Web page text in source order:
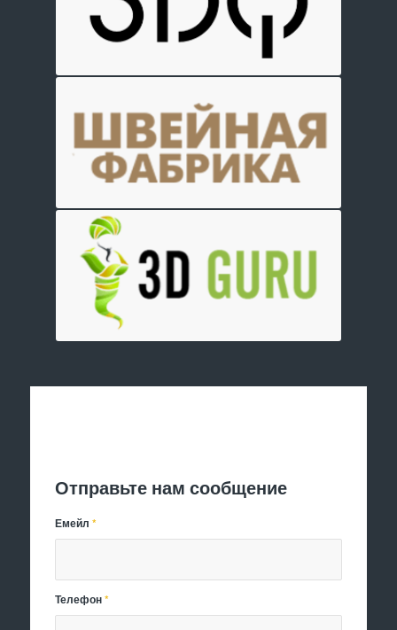
Отправьте нам сообщение
Емейл*
Телефон*